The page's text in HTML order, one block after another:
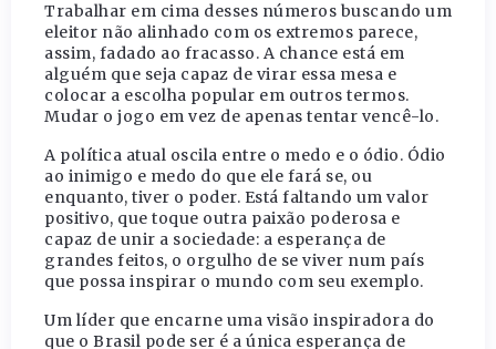
Trabalhar em cima desses números buscando um
eleitor não alinhado com os extremos parece,
assim, fadado ao fracasso. A chance está em
alguém que seja capaz de virar essa mesa e
colocar a escolha popular em outros termos.
Mudar o jogo em vez de apenas tentar vencê-lo.
A política atual oscila entre o medo e o ódio. Ódio
ao inimigo e medo do que ele fará se, ou
enquanto, tiver o poder. Está faltando um valor
positivo, que toque outra paixão poderosa e
capaz de unir a sociedade: a esperança de
grandes feitos, o orgulho de se viver num país
que possa inspirar o mundo com seu exemplo.
Um líder que encarne uma visão inspiradora do
que o Brasil pode ser é a única esperança de